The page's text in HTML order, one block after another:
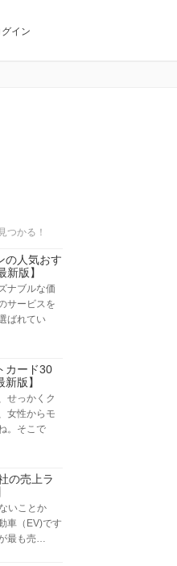
グイン
つかる！
の人気おす
版】
ナブルな価
サービスを
ばれてい
カード30
版】
せっかくク
女性からモ
。そこで
の売上ラ
いことか
車（EV)です
最も売…